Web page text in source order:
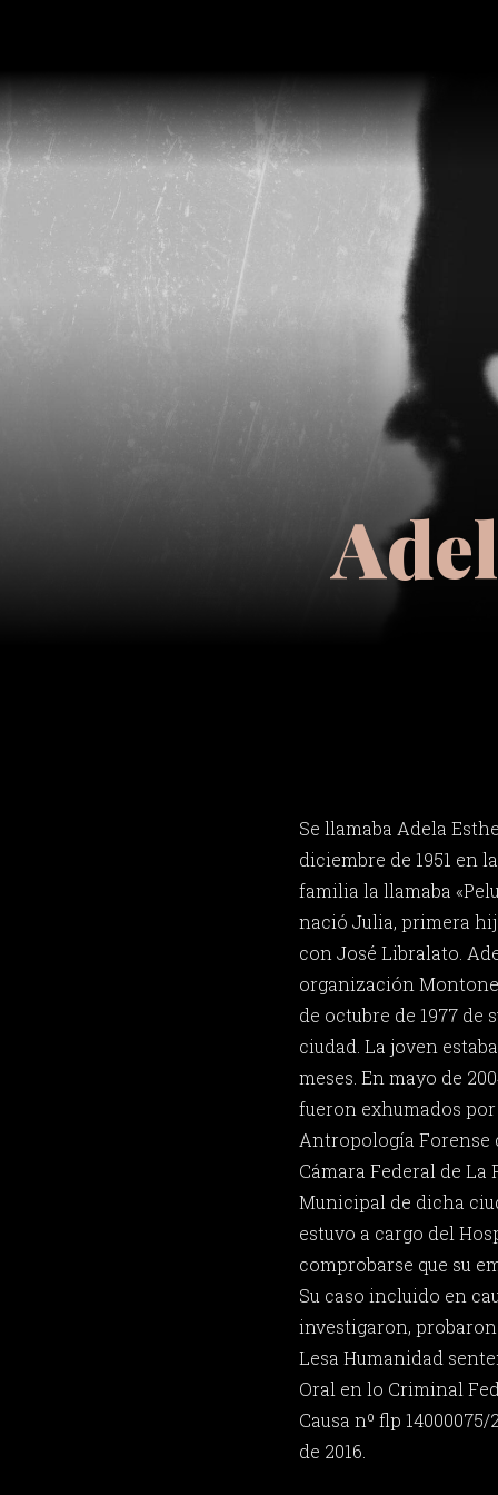
Se llamaba Adela
diciembre de 1951 en
familia la llamaba
nació Julia, primera
con José Libralato.
organización
de octubre de 1977
ciudad. La joven
meses. En mayo de
fueron exhumados
Antropología
Cámara Federal de
Municipal de dicha
estuvo a cargo del
comprobarse que su
Su caso incluido en
investigaron,
Lesa Humanidad
Oral en lo Criminal
Causa nº flp
de 2016.